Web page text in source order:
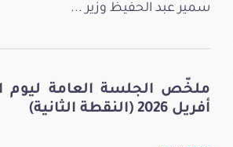
سمير عبد الحفيظ وزير ...
أفريل 2026 (النقطة الثانية)